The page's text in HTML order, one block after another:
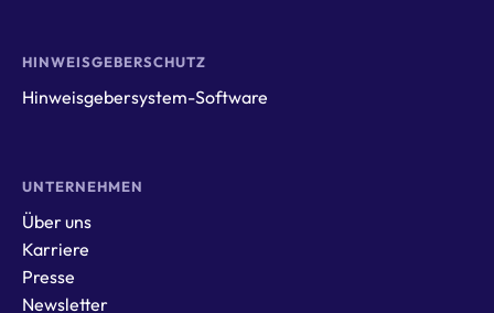
HINWEISGEBERSCHUTZ
Hinweisgebersystem-Software
UNTERNEHMEN
Über uns
Karriere
Presse
Newsletter